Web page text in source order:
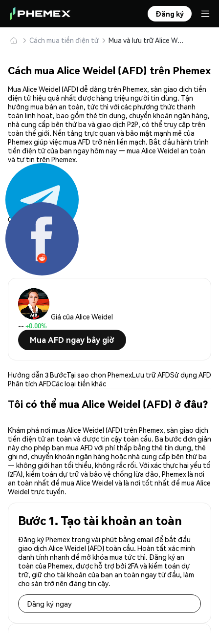
Đăng ký
Cách mua tiền điện tử Mua và lưu trữ Alice Weidel (AFD) an toàn
Cách mua Alice Weidel (AFD) trên Phemex
Mua Alice Weidel (AFD) dễ dàng trên Phemex, sàn giao dịch tiền
điện tử hiệu quả nhất được hàng triệu người tin dùng. Tận
hưởng mua bán an toàn, tức thì với các phương thức thanh
toán linh hoạt, bao gồm thẻ tín dụng, chuyển khoản ngân hàng,
nhà cung cấp bên thứ ba và giao dịch P2P, có thể truy cập trên
toàn thế giới. Nền tảng trực quan và bảo mật mạnh mẽ của
Phemex giúp việc mua AFD trở nên liền mạch. Bắt đầu hành trình
tiền điện tử của bạn ngay hôm nay — mua Alice Weidel an toàn
và tự tin trên Phemex.
Chia sẻ:
Giá của Alice Weidel
-- +0.00%
Mua AFD ngay bây giờ
Hướng dẫn 3 BướcTại sao chọn PhemexLưu trữ AFDSử dụng AFD
Phân tích AFDCác loại tiền khác
Tôi có thể mua Alice Weidel (AFD) ở đâu?
Khám phá nơi mua Alice Weidel (AFD) trên Phemex, sàn giao dịch
tiền điện tử an toàn và được tin cậy toàn cầu. Ba bước đơn giản
này cho phép bạn mua AFD với phí thấp bằng thẻ tín dụng, thẻ
ghi nợ, chuyển khoản ngân hàng hoặc nhà cung cấp bên thứ ba
— không giới hạn tối thiểu, không rắc rối. Với xác thực hai yếu tố
(2FA), kiểm toán dự trữ và bảo vệ chống lừa đảo, Phemex là nơi
an toàn nhất để mua Alice Weidel và là nơi tốt nhất để mua Alice
Weidel trực tuyến.
Bước 1. Tạo tài khoản an toàn
Đăng ký Phemex trong vài phút bằng email để bắt đầu
giao dịch Alice Weidel (AFD) toàn cầu. Hoàn tất xác minh
danh tính nhanh để mở khóa mua tức thì. Đăng ký an
toàn của Phemex, được hỗ trợ bởi 2FA và kiểm toán dự
trữ, giữ cho tài khoản của bạn an toàn ngay từ đầu, làm
cho sàn trở nên đáng tin cậy.
Đăng ký ngay